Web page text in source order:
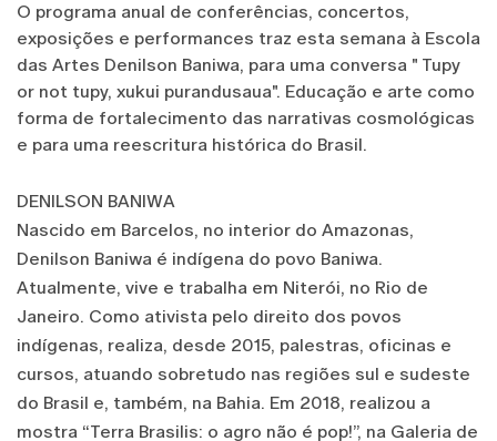
O programa anual de conferências, concertos,
exposições e performances traz esta semana à Escola
das Artes Denilson Baniwa, para uma conversa " Tupy
or not tupy, xukui purandusaua". Educação e arte como
forma de fortalecimento das narrativas cosmológicas
e para uma reescritura histórica do Brasil.
DENILSON BANIWA
Nascido em Barcelos, no interior do Amazonas,
Denilson Baniwa é indígena do povo Baniwa.
Atualmente, vive e trabalha em Niterói, no Rio de
Janeiro. Como ativista pelo direito dos povos
indígenas, realiza, desde 2015, palestras, oficinas e
cursos, atuando sobretudo nas regiões sul e sudeste
do Brasil e, também, na Bahia. Em 2018, realizou a
mostra “Terra Brasilis: o agro não é pop!”, na Galeria de